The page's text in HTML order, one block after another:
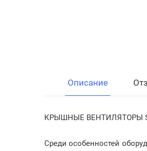
Описание
КРЫШНЫЕ ВЕНТИЛЯТОРЫ
Среди особенностей